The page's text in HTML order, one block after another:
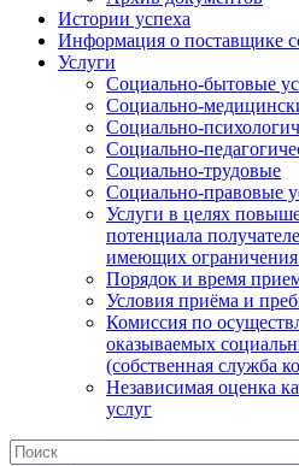
Истории успеха
Информация о поставщике
Услуги
Социально-бытовые
Социально-
Социально-
Социально-
Социально-трудовые
Социально-правовые
Услуги в целях
потенциала
имеющих ограничения
Порядок и время
Условия приёма и
Комиссия по
оказываемых
(собственная служба
Независимая оценка
услуг